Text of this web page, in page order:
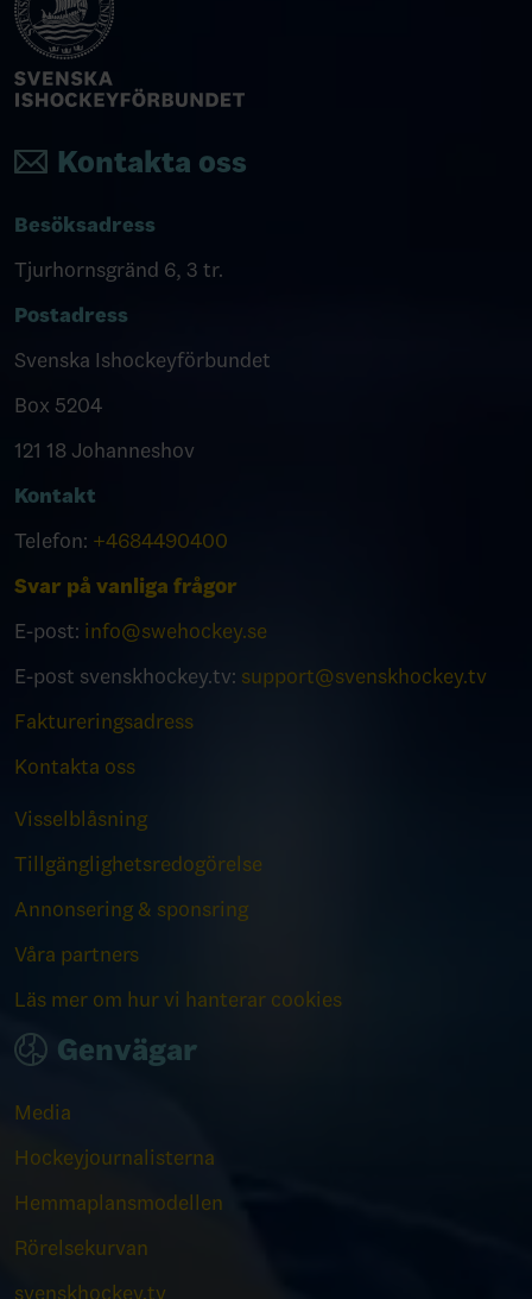
Kontakta oss
Besöksadress
Tjurhornsgränd 6, 3 tr.
Postadress
Svenska Ishockeyförbundet
Box 5204
121 18 Johanneshov
Kontakt
Telefon: +4684490400
Svar på vanliga frågor
E-post: info@swehockey.se
E-post svenskhockey.tv: support@svenskhockey.tv
Faktureringsadress
Kontakta oss
Visselblåsning
Tillgänglighetsredogörelse
Annonsering & sponsring
Våra partners
Läs mer om hur vi hanterar cookies
Genvägar
Media
Hockeyjournalisterna
Hemmaplansmodellen
Rörelsekurvan
svenskhockey.tv